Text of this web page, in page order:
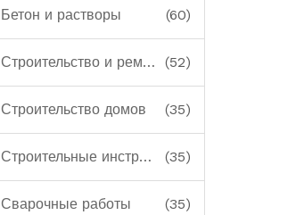
Бетон и растворы (60)
Строительство и ремонт (52)
Строительство домов (35)
Строительные инструменты (35)
Сварочные работы (35)